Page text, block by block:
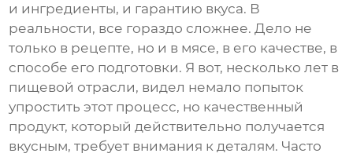
и ингредиенты, и гарантию вкуса. В
реальности, все гораздо сложнее. Дело не
только в рецепте, но и в мясе, в его качестве, в
способе его подготовки. Я вот, несколько лет в
пищевой отрасли, видел немало попыток
упростить этот процесс, но качественный
продукт, который действительно получается
вкусным, требует внимания к деталям. Часто